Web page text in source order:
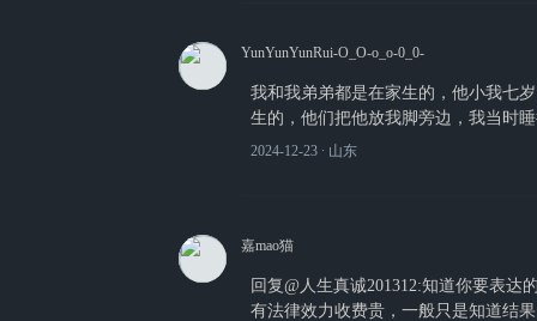
YunYunYunRui-O_O-o_o-0_0-
我和我弟弟都是在家生的，他小我七
生的，他们把他放我脚旁边，我当时
2024-12-23 ∙ 山东
嘉mao猫
回复@人生真诚201312:知道你要表
有法律效力收费贵，一般只是知道结